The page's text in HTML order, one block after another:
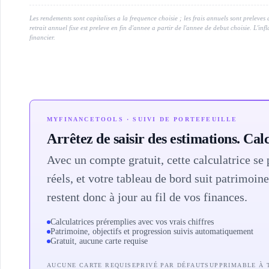
14 94 000
17 112 000 103 662
18 118 000
19 124 000 134 294
20 130 000 151 775
136 000 170 828
23 148 000 214 080
Les rendements sont capitalises a la frequence choisie ; les frais annuels sont
retrait annuel fixe est preleve en fin d'annee a partir de l'annee de debut choisie.
financier.
MYFINANCETOOLS · SUIVI DE PORTEFEUILLE
Arrêtez de saisir des estimations.
Avec un compte gratuit, cette calculatrice
réels, et votre tableau de bord suit
restent donc à jour au fil de vos finances.
Calculatrices préremplies avec vos vrais chiffres
Patrimoine, objectifs et progression suivis automatiquement
Gratuit, aucune carte requise
AUCUNE CARTE REQUISEPRIVÉ PAR DÉFAUTSUPPRIMABLE À